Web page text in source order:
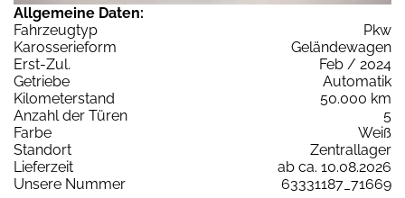
Allgemeine Daten:
Fahrzeugtyp
Pkw
Karosserieform
Geländewagen
Erst-Zul.
Feb / 2024
Getriebe
Automatik
Kilometerstand
50.000 km
Anzahl der Türen
5
Farbe
Weiß
Standort
Zentrallager
Lieferzeit
ab ca. 10.08.2026
Unsere Nummer
63331187_71669